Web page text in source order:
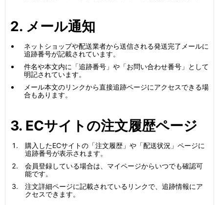
2. メール通知
ネットショップや配送業者から送信される発送完了メールに
追跡番号が記載されています。
件名や本文内に「追跡番号」や「お問い合わせ番号」として
明記されています。
メール本文のリンクから直接追跡ページにアクセスできる場
合もあります。
3. ECサイトの注文履歴ページ
購入したECサイトの「注文履歴」や「配送状況」ページに
追跡番号が表示されます。
会員登録している場合は、マイページからいつでも確認可
能です。
注文詳細ページに記載されているリンクで、追跡情報にア
クセスできます。